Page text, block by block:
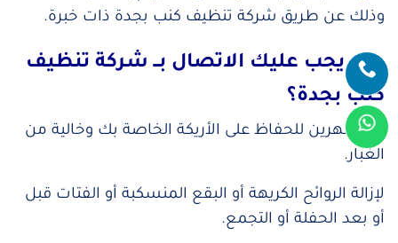
وذلك عن طريق شركة تنظيف كنب بجدة ذات خبرة.
متى يجب عليك الاتصال بــ شركة تنظيف
كنب بجدة؟
كل شهرين للحفاظ على الأريكة الخاصة بك وخالية من
الغبار.
لإزالة الروائح الكريهة أو البقع المنسكبة أو الفتات قبل
أو بعد الحفلة أو التجمع.